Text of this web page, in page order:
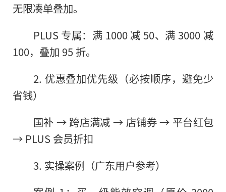
无限凑单叠加。
PLUS 专属：满 1000 减 50、满 3000 减
100，叠加 95 折。
2. 优惠叠加优先级（必按顺序，避免少
省钱）
国补 → 跨店满减 → 店铺券 → 平台红包
→ PLUS 会员折扣
3. 实操案例（广东用户参考）